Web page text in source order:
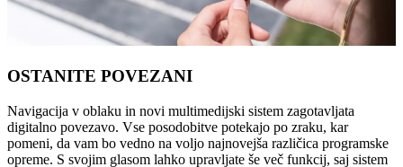
OSTANITE POVEZANI
Navigacija v oblaku in novi multimedijski sistem zagotavljata
digitalno povezavo. Vse posodobitve potekajo po zraku, kar
pomeni, da vam bo vedno na voljo najnovejša različica programske
opreme. S svojim glasom lahko upravljate še več funkcij, saj sistem